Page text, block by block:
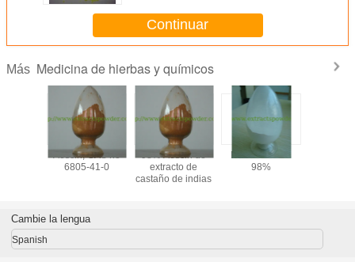
Continuar
Más Medicina de hierbas y químicos
CAS
56-5,
97-5
Aescin, CAS no
6805-41-0
98% Aescin de
extracto de
castaño de indias
Formonoetina
98%
DHA
Cambie la lengua
Spanish